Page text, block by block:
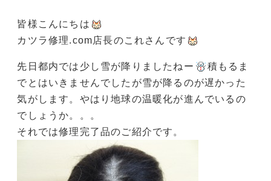
皆様こんにちは
カツラ修理.com店長のこれさんです
先日都内では少し雪が降りましたねー
積もるま
でとはいきませんでしたが雪が降るのが遅かった
気がします。やはり地球の温暖化が進んでいるの
でしょうか。。。
それでは修理完了品のご紹介です。